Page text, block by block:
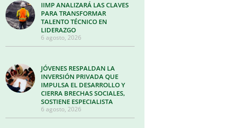
IIMP ANALIZARÁ LAS CLAVES
PARA TRANSFORMAR
TALENTO TÉCNICO EN
LIDERAZGO
6 agosto, 2026
JÓVENES RESPALDAN LA
INVERSIÓN PRIVADA QUE
IMPULSA EL DESARROLLO Y
CIERRA BRECHAS SOCIALES,
SOSTIENE ESPECIALISTA
6 agosto, 2026